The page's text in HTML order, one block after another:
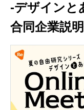
-デザインと
合同企業説